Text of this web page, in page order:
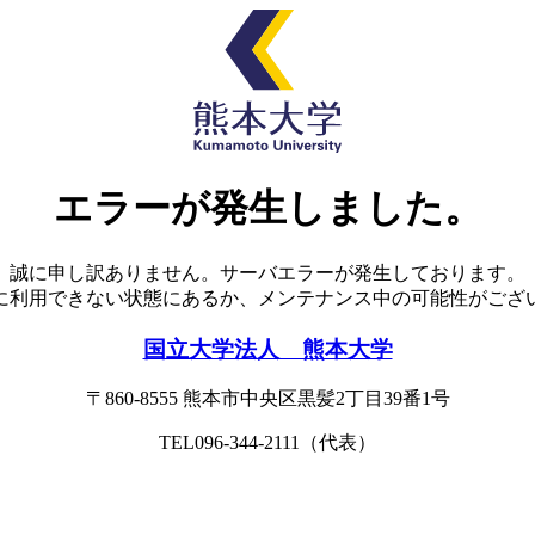
エラーが発生しました。
誠に申し訳ありません。サーバエラーが発生しております。
利用できない状態にあるか、メンテナンス中の可能性がござ
国立大学法人 熊本大学
〒860-8555 熊本市中央区黒髪2丁目39番1号
TEL096-344-2111（代表）